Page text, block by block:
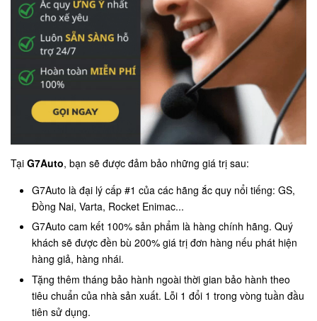
Tại G7Auto, bạn sẽ được đảm bảo những giá trị sau:
G7Auto là đại lý cấp #1 của các hãng ắc quy nổi tiếng: GS,
Đồng Nai, Varta, Rocket Enimac...
G7Auto cam kết 100% sản phẩm là hàng chính hãng. Quý
khách sẽ được đền bù 200% giá trị đơn hàng nếu phát hiện
hàng giả, hàng nhái.
Tặng thêm tháng bảo hành ngoài thời gian bảo hành theo
tiêu chuẩn của nhà sản xuất. Lỗi 1 đổi 1 trong vòng tuần đầu
tiên sử dụng.